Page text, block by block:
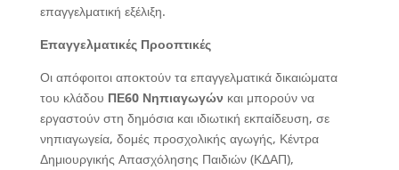
επαγγελματική εξέλιξη.
Επαγγελματικές Προοπτικές
Οι απόφοιτοι αποκτούν τα επαγγελματικά δικαιώματα
του κλάδου ΠΕ60 Νηπιαγωγών και μπορούν να
εργαστούν στη δημόσια και ιδιωτική εκπαίδευση, σε
νηπιαγωγεία, δομές προσχολικής αγωγής, Κέντρα
Δημιουργικής Απασχόλησης Παιδιών (ΚΔΑΠ),